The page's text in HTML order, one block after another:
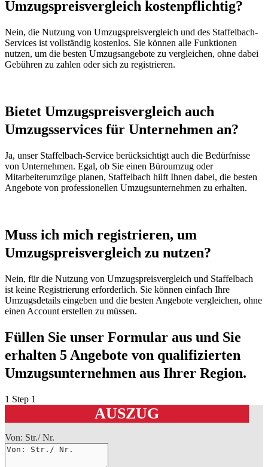
Umzugspreisvergleich kostenpflichtig?
Nein, die Nutzung von Umzugspreisvergleich und des Staffelbach-
Services ist vollständig kostenlos. Sie können alle Funktionen
nutzen, um die besten Umzugsangebote zu vergleichen, ohne dabei
Gebühren zu zahlen oder sich zu registrieren.
Bietet Umzugspreisvergleich auch
Umzugsservices für Unternehmen an?
Ja, unser Staffelbach-Service berücksichtigt auch die Bedürfnisse
von Unternehmen. Egal, ob Sie einen Büroumzug oder
Mitarbeiterumzüge planen, Staffelbach hilft Ihnen dabei, die besten
Angebote von professionellen Umzugsunternehmen zu erhalten.
Muss ich mich registrieren, um
Umzugspreisvergleich zu nutzen?
Nein, für die Nutzung von Umzugspreisvergleich und Staffelbach
ist keine Registrierung erforderlich. Sie können einfach Ihre
Umzugsdetails eingeben und die besten Angebote vergleichen, ohne
einen Account erstellen zu müssen.
Füllen Sie unser Formular aus und Sie
erhalten 5 Angebote von qualifizierten
Umzugsunternehmen aus Ihrer Region.
1 Step 1
AUSZUG
Von: Str./ Nr.